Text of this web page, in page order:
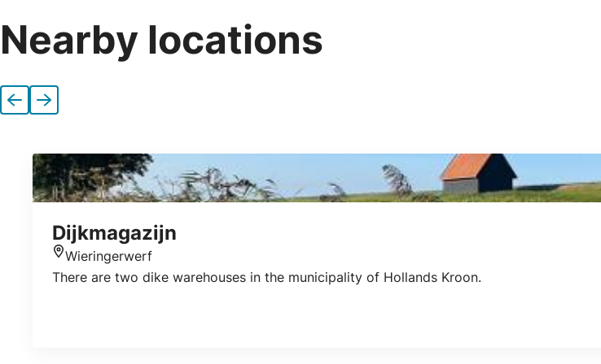
Nearby locations
Previous
Next
Dijkmagazijn
Location
Wieringerwerf
There are two dike warehouses in the municipality of Hollands Kroon.